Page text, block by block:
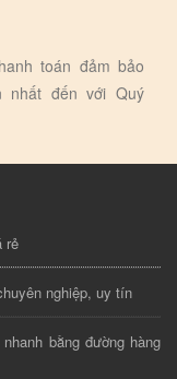
toán đảm bảo
nhất đến với Quý
rẻ
nghiệp, uy tín
bằng đường hàng